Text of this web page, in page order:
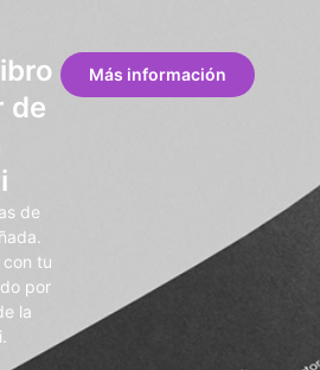
de
de
con tu
por
la
Más información